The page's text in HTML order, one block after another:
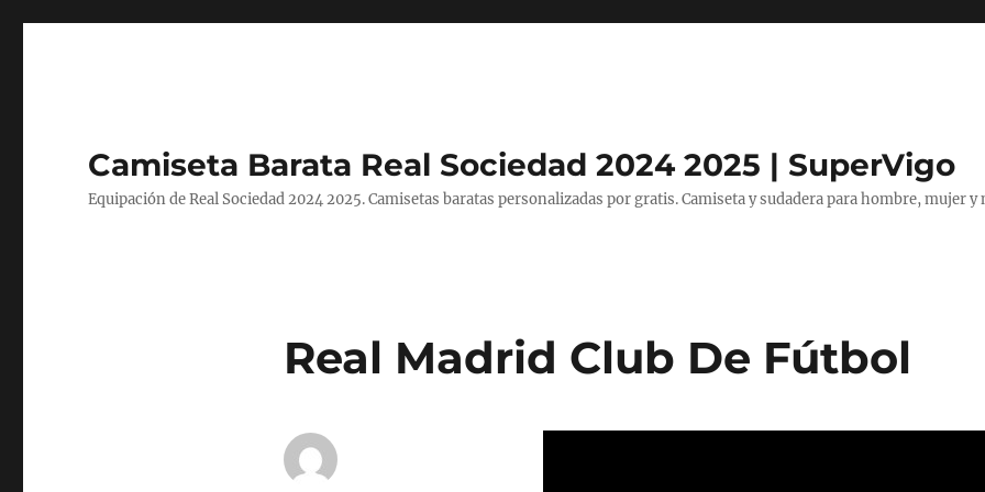
Camiseta Barata Real Sociedad 2024 2025 | SuperVigo
Equipación de Real Sociedad 2024 2025. Camisetas baratas personalizadas por gratis. Camiseta y sudadera para hombre, mujer y
Real Madrid Club De Fútbol